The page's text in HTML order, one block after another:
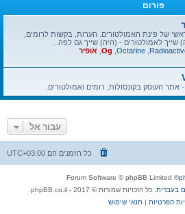
פורום
של פינת האמולטורים. הערות, בקשות לרומים,
לאמולטורים - (היה) שייך גם לפה...
Octarine
Og אופיר
עבור אל
כל הזמנים הם UTC+03:00
® Forum Software © phpBB Limited
. כל הזכויות שמורות © 2017 - phpBB.co.il.
הפרטיות | תנאי שימוש